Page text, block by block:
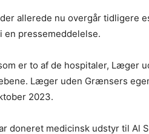
allerede nu overgår tidligere
pressemeddelelse.
er to af de hospitaler, Læger
Læger uden Grænsers
2023.
doneret medicinsk udstyr til Al